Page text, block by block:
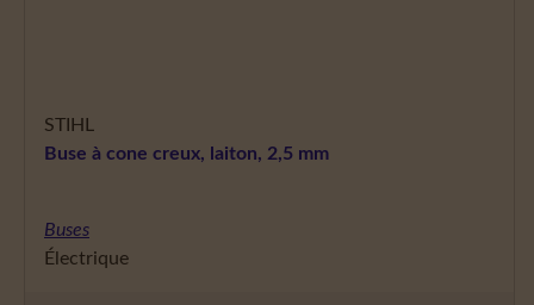
STIHL
Buse à cone creux, laiton, 2,5 mm
Buses
Électrique